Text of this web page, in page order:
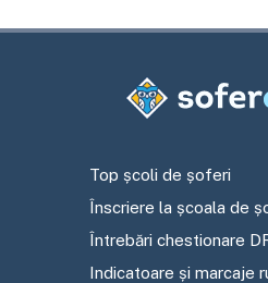
Top școli de șoferi
Înscriere la școala de
Întrebări chestionare
Indicatoare și marcaje